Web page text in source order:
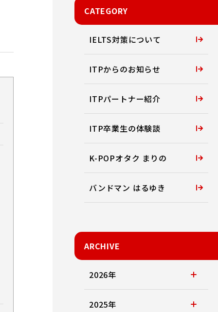
CATEGORY
IELTS対策について
ITPからのお知らせ
ITPパートナー紹介
ITP卒業生の体験談
K-POPオタク まりの
バンドマン はるゆき
ARCHIVE
2026年
2025年